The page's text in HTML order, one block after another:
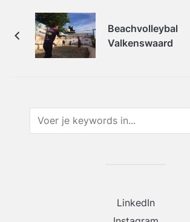
Beachvolleybal
Valkenswaard
LinkedIn